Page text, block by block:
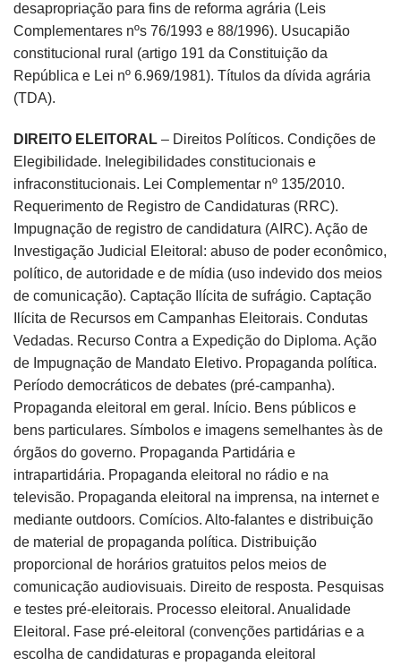
desapropriação para fins de reforma agrária (Leis
Complementares nºs 76/1993 e 88/1996). Usucapião
constitucional rural (artigo 191 da Constituição da
República e Lei nº 6.969/1981). Títulos da dívida agrária
(TDA).
DIREITO ELEITORAL – Direitos Políticos. Condições de
Elegibilidade. Inelegibilidades constitucionais e
infraconstitucionais. Lei Complementar nº 135/2010.
Requerimento de Registro de Candidaturas (RRC).
Impugnação de registro de candidatura (AIRC). Ação de
Investigação Judicial Eleitoral: abuso de poder econômico,
político, de autoridade e de mídia (uso indevido dos meios
de comunicação). Captação Ilícita de sufrágio. Captação
Ilícita de Recursos em Campanhas Eleitorais. Condutas
Vedadas. Recurso Contra a Expedição do Diploma. Ação
de Impugnação de Mandato Eletivo. Propaganda política.
Período democráticos de debates (pré-campanha).
Propaganda eleitoral em geral. Início. Bens públicos e
bens particulares. Símbolos e imagens semelhantes às de
órgãos do governo. Propaganda Partidária e
intrapartidária. Propaganda eleitoral no rádio e na
televisão. Propaganda eleitoral na imprensa, na internet e
mediante outdoors. Comícios. Alto-falantes e distribuição
de material de propaganda política. Distribuição
proporcional de horários gratuitos pelos meios de
comunicação audiovisuais. Direito de resposta. Pesquisas
e testes pré-eleitorais. Processo eleitoral. Anualidade
Eleitoral. Fase pré-eleitoral (convenções partidárias e a
escolha de candidaturas e propaganda eleitoral